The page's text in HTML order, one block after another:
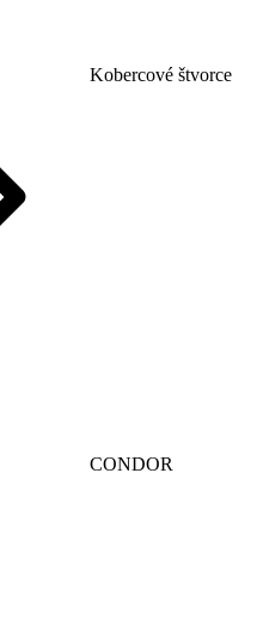
Kobercové štvorce
CONDOR